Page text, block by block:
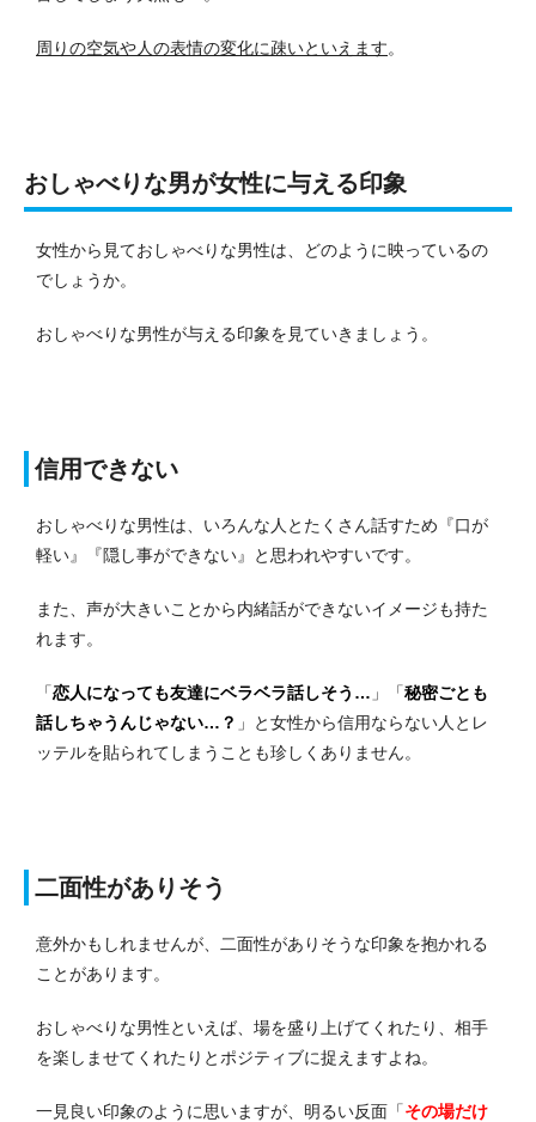
周りの空気や人の表情の変化に疎いといえます。
おしゃべりな男が女性に与える印象
女性から見ておしゃべりな男性は、どのように映っているの
でしょうか。
おしゃべりな男性が与える印象を見ていきましょう。
信用できない
おしゃべりな男性は、いろんな人とたくさん話すため『口が
軽い』『隠し事ができない』と思われやすいです。
また、声が大きいことから内緒話ができないイメージも持た
れます。
「恋人になっても友達にベラベラ話しそう… 」「秘密ごとも
話しちゃうんじゃない…？ 」と女性から信用ならない人とレ
ッテルを貼られてしまうことも珍しくありません。
二面性がありそう
意外かもしれませんが、二面性がありそうな印象を抱かれる
ことがあります。
おしゃべりな男性といえば、場を盛り上げてくれたり、相手
を楽しませてくれたりとポジティブに捉えますよね。
一見良い印象のように思いますが、明るい反面「その場だけ